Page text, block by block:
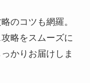
のコツも網羅。
略をスムーズに
かりお届けしま